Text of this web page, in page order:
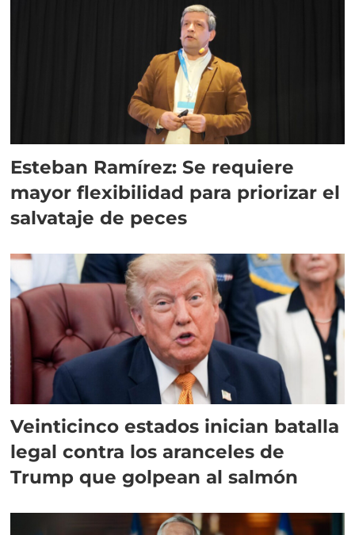
Esteban Ramírez: Se requiere
mayor flexibilidad para priorizar el
salvataje de peces
Veinticinco estados inician batalla
legal contra los aranceles de
Trump que golpean al salmón